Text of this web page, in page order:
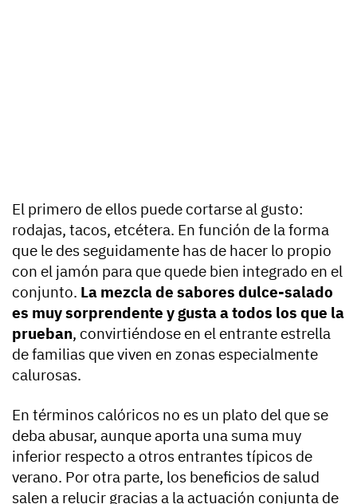
El primero de ellos puede cortarse al gusto:
rodajas, tacos, etcétera. En función de la forma
que le des seguidamente has de hacer lo propio
con el jamón para que quede bien integrado en el
conjunto. La mezcla de sabores dulce-salado
es muy sorprendente y gusta a todos los que la
prueban, convirtiéndose en el entrante estrella
de familias que viven en zonas especialmente
calurosas.
En términos calóricos no es un plato del que se
deba abusar, aunque aporta una suma muy
inferior respecto a otros entrantes típicos de
verano. Por otra parte, los beneficios de salud
salen a relucir gracias a la actuación conjunta de